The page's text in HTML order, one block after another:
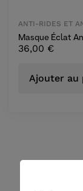
ANTI-RIDES ET
Masque Éclat
36,00 €
Ajouter au